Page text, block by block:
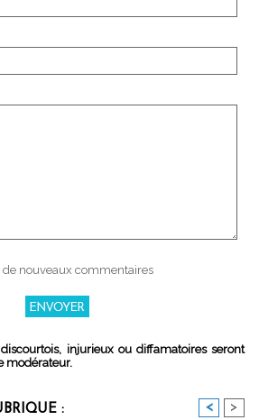
nouveaux commentaires
injurieux ou diffamatoires seront
modérateur.
: < >